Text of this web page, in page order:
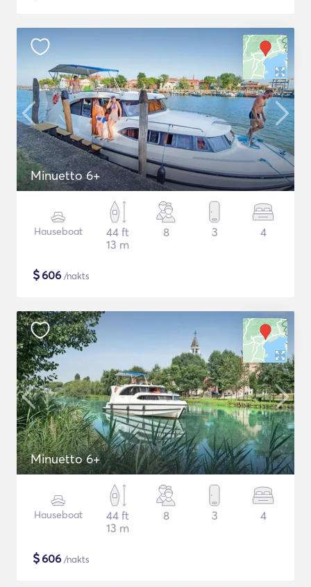
Minuetto 6+
Hauseboat
44 ft
13 m
8 3 4
$606 /nakts
Minuetto 6+
Hauseboat
44 ft
13 m
8 3 4
$606 /nakts